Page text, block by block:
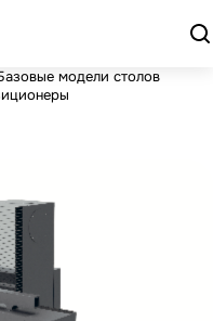
модели столов